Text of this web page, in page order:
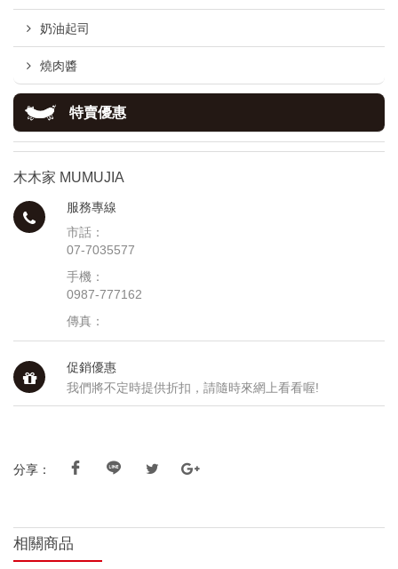
奶油起司
燒肉醬
特賣優惠
木木家 MUMUJIA
服務專線
市話：
07-7035577
手機：
0987-777162
傳真：
促銷優惠
我們將不定時提供折扣，請隨時來網上看看喔!
分享：
相關商品